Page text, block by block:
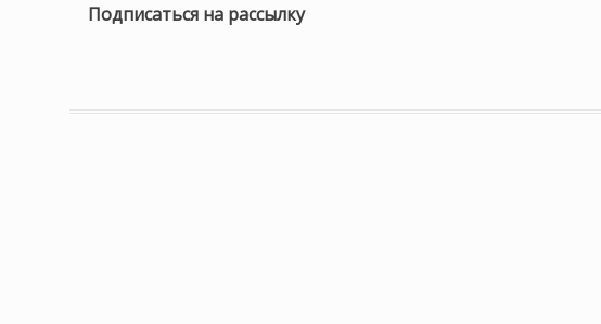
Подписаться на рассылку